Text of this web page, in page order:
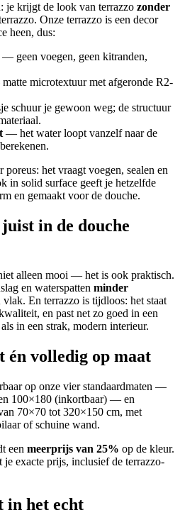
je krijgt de look van terrazzo zonder
Onze terrazzo is een decor
heen, dus:
— geen voegen, geen kitranden,
microtextuur met afgeronde R2-
schuur je gewoon weg; de structuur
— het water loopt vanzelf naar de
het vraagt voegen, sealen en
in solid surface geeft je hetzelfde
en gemaakt voor de douche.
in de douche
alleen mooi — het is ook praktisch.
en waterspatten minder
vlak. En terrazzo is tijdloos: het staat
en past net zo goed in een
in een strak, modern interieur.
én volledig op maat
op onze vier standaardmaten —
100×180 (inkortbaar) — en
70×70 tot 320×150 cm, met
of schuine wand.
een meerprijs van 25% op de kleur.
exacte prijs, inclusief de terrazzo-
in het echt